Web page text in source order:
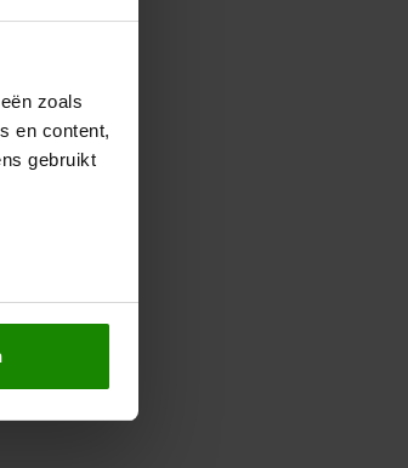
zoals
en content,
gebruikt